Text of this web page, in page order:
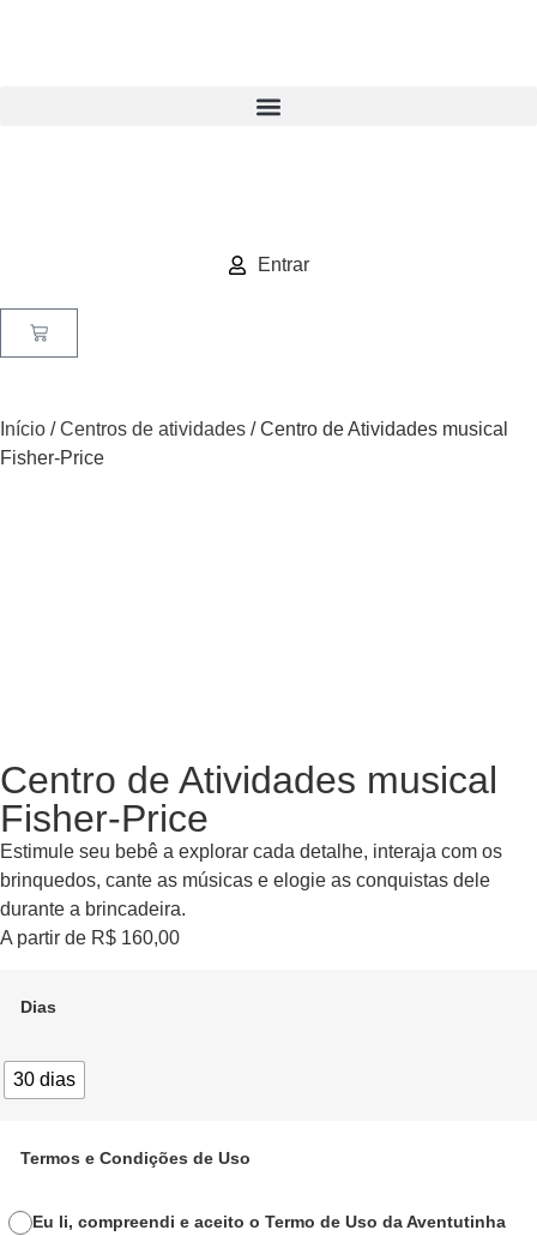
Entrar
Início /Centros de atividades / Centro de Atividades musical
Fisher-Price
Centro de Atividades musical
Fisher-Price
Estimule seu bebê a explorar cada detalhe, interaja com os
brinquedos, cante as músicas e elogie as conquistas dele
durante a brincadeira.
A partir de R$ 160,00
Dias
30 dias
Termos e Condições de Uso
Eu li, compreendi e aceito o Termo de Uso da Aventutinha